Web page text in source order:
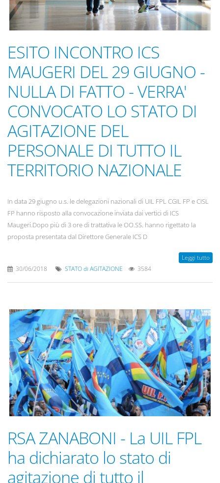
ESITO INCONTRO ICS
MAUGERI DEL 29 GIUGNO -
NULLA DI FATTO - VERRA'
CONVOCATO LO STATO DI
AGITAZIONE DEL
PERSONALE DI TUTTO IL
TERRITORIO NAZIONALE
In data 29 giugno u.s. le delegazioni nazionali di UIL FPL CGIL FP e CISL
FP hanno risposto alla convocazione inviata dai vertici di ICS
Maugeri.Dopo più di 3 ore di trattativa le OO.SS. hanno rigettato la
proposta presentata dal Direttore Generale ICS D
Leggi tutto
30/06/2018 STATO di AGITAZIONE 3584
RSA ZANABONI - La UIL FPL
ha dichiarato lo stato di
agitazione di tutto il